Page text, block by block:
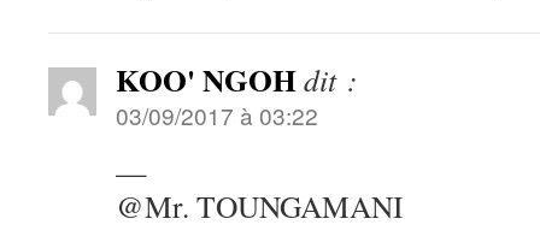
KOO' NGOHdit :
03/09/2017 à 03:22
—
@Mr. TOUNGAMANI